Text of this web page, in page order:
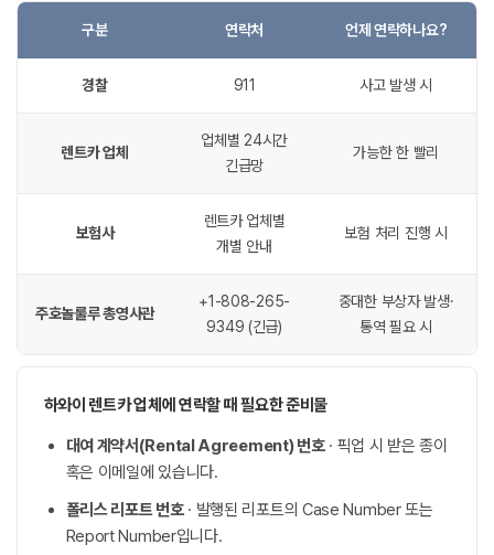
구분 연락처 언제 연락하나요?
경찰 911 사고 발생 시
렌트카 업체
업체별 24시간
긴급망
가능한 한 빨리
보험사
렌트카 업체별
개별 안내
보험 처리 진행 시
주호놀룰루 총영사관
+1-808-265-
9349 (긴급)
중대한 부상자 발생·
통역 필요 시
하와이 렌트카 업체에 연락할 때 필요한 준비물
대여 계약서(Rental Agreement) 번호· 픽업 시 받은 종이
혹은 이메일에 있습니다.
폴리스 리포트 번호· 발행된 리포트의 Case Number 또는
Report Number입니다.